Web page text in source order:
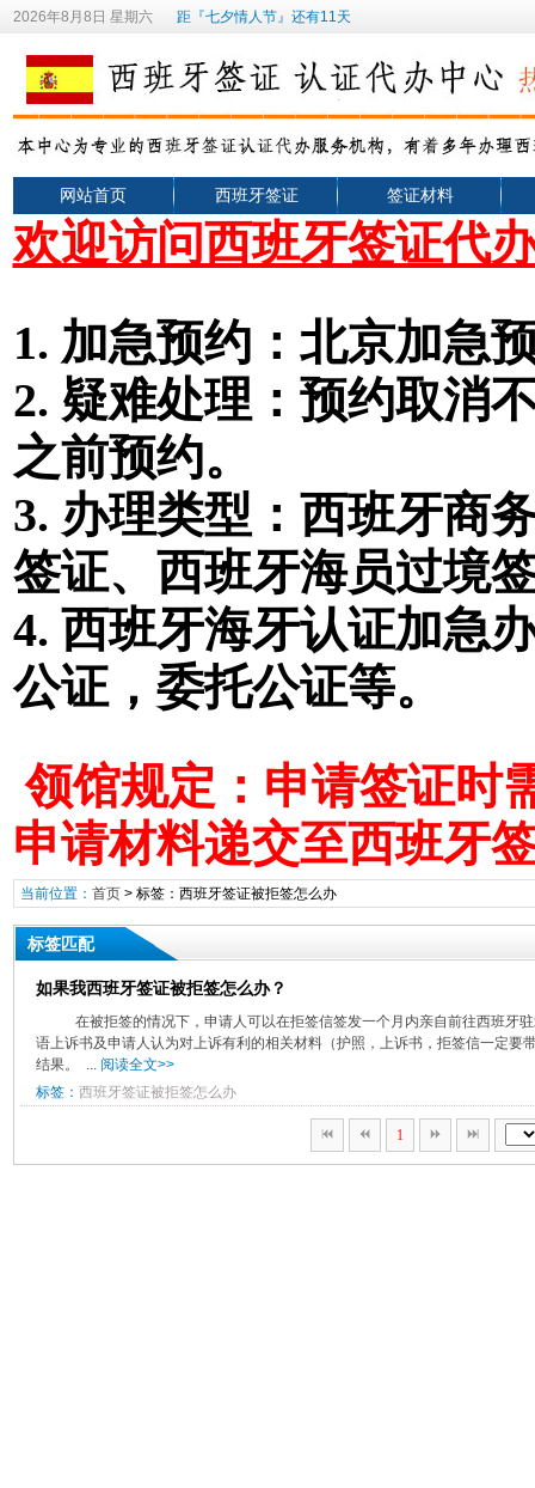
2026年8月8日 星期六 距『七夕情人节』还有11天
网站首页 西班牙签证 签证材料
欢迎访问西班牙签证代
1. 加急预约：北京加急
2. 疑难处理：预约取消
之前预约。
3. 办理类型 ： 西班牙商
签证、西班牙海员过境
4. 西班牙海牙认证加急
公证，委托公证等。
领馆规定：申请签证时
申请材料递交至西班牙
当前位置： 首页> 标签：西班牙签证被拒签怎么办
标签匹配
如果我西班牙签证被拒签怎么办？
在被拒签的情况下，申请人可以在拒签信签发一个月内亲自前往西班牙
语上诉书及申请人认为对上诉有利的相关材料（护照，上诉书，拒签信一定要
结果。 ... 阅读全文>>
标签： 西班牙签证被拒签怎么办
1